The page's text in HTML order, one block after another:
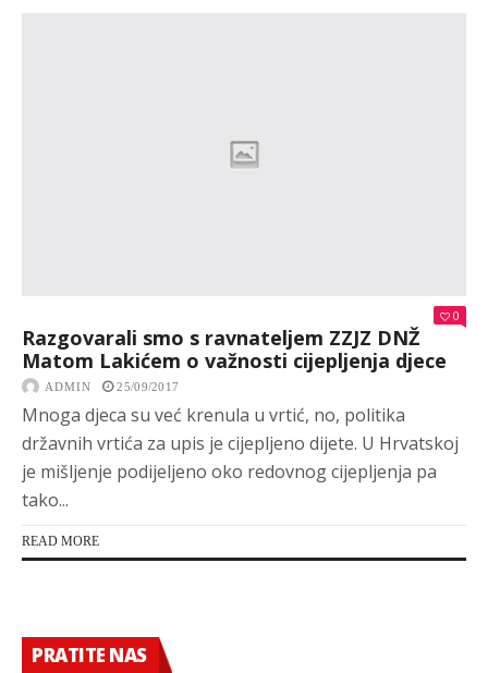
0
Razgovarali smo s ravnateljem ZZJZ DNŽ
Matom Lakićem o važnosti cijepljenja djece
ADMIN 25/09/2017
Mnoga djeca su već krenula u vrtić, no, politika
državnih vrtića za upis je cijepljeno dijete. U Hrvatskoj
je mišljenje podijeljeno oko redovnog cijepljenja pa
tako...
READ MORE
PRATITE NAS